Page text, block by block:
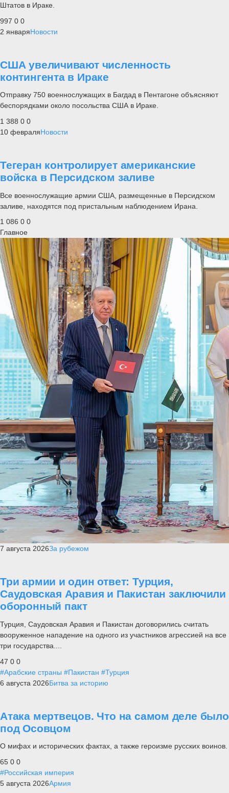
Штатов в Ираке.
997 0 0
2 январяНовости
США увеличивают численность
контингента в Ираке
Отправку 750 военнослужащих в Багдад в Пентагоне объясняют
беспорядками около посольства США в Ираке.
1 388 0 0
10 февраляНовости
Тегеран контролирует американские
войска в Персидском заливе
Все военнослужащие армии США, размещенные в Персидском
заливе, находятся под пристальным наблюдением Ирана.
1 086 0 0
Главное
7 августа 2026За рубежом
Три армии и один ответ: Турция,
Саудовская Аравия и Пакистан заключили
оборонный пакт
Турция, Саудовская Аравия и Пакистан договорились считать
вооруженное нападение на одного из участников агрессией на все
три государства....
47 0 0
#Арабские страны #Пакистан #Турция
6 августа 2026Битва за историю
Атака мертвецов. Что на самом деле было
под Осовцом
О мифах и исторических фактах, а также героизме русских воинов.
65 0 0
#Российская империя
5 августа 2026Армия